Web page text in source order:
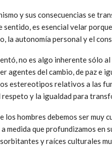
y sus consecuencias se
sentido, es esencial velar
la autonomía personal y el
no es algo inherente sólo
agentes del cambio, de paz e
estereotipos relativos a las
respeto y la igualdad para
los hombres debemos ser
medida que profundizamos
y raíces culturales